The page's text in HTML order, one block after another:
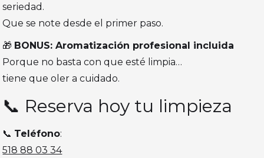
seriedad.
Que se note desde el primer paso.
🎁 BONUS: Aromatización profesional incluida
Porque no basta con que esté limpia…
tiene que oler a cuidado.
📞 Reserva hoy tu limpieza
📞 Teléfono:
518 88 03 34